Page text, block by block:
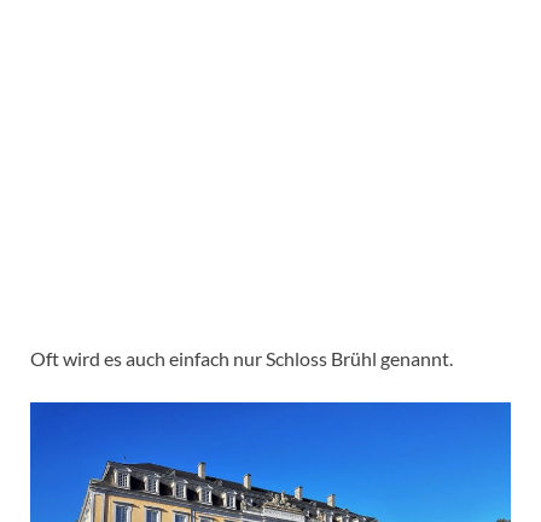
Oft wird es auch einfach nur Schloss Brühl genannt.